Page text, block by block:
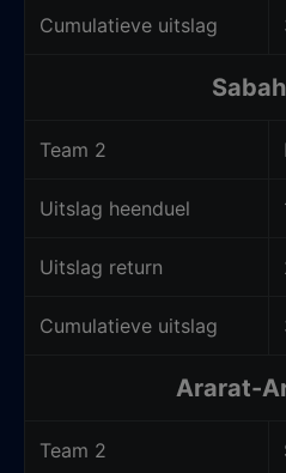
Cumulatieve uitslag
Team 2
Uitslag heenduel
Uitslag return
Cumulatieve uitslag
Ararat-
Team 2